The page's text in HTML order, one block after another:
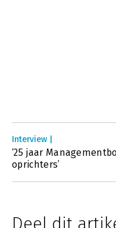
Interview |
‘25 jaar
oprichters’